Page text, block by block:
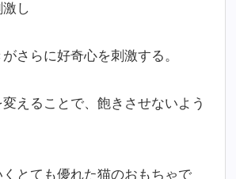
し
さらに好奇心を刺激する。
えることで、飽きさせないよう
とても優れた猫のおもちゃで